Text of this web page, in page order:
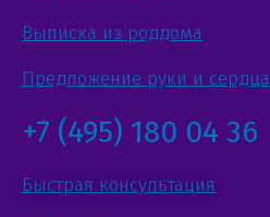
Выписка из роддома
Предложение руки и сердца
+7 (495) 180 04 36
Быстрая консультация